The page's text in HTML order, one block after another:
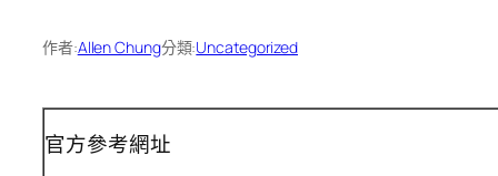
作者:Allen Chung分類:Uncategorized
官方參考網址